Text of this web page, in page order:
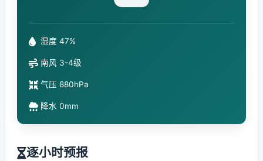
湿度 47%
南风 3-4级
气压 880hPa
降水 0mm
逐小时预报